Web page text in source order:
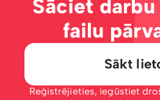
Sāciet
failu
Sākt
Reģistrējieties, iegūstiet